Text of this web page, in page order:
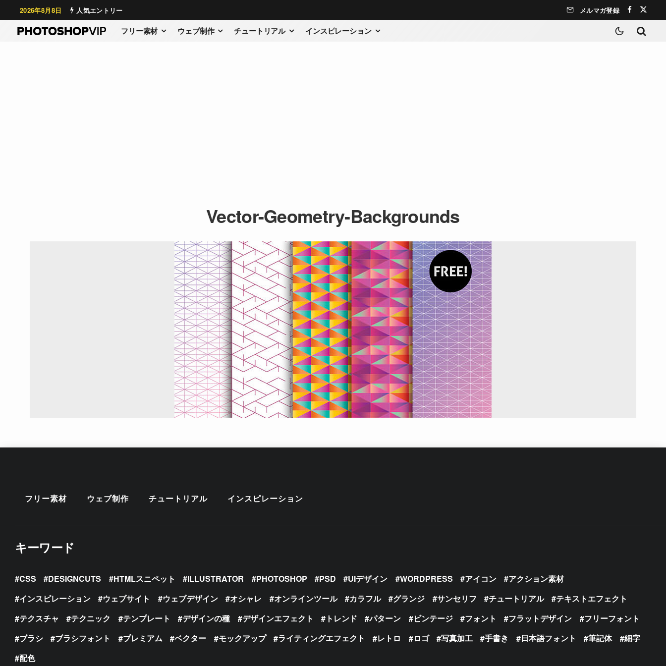
2026年8月8日 人気エントリー メルマガ登録
フリー素材 ウェブ制作 チュートリアル インスピレーション
Vector-Geometry-Backgrounds
フリー素材 ウェブ制作 チュートリアル インスピレーション
キーワード
CSS DESIGNCUTS HTMLスニペット ILLUSTRATOR PHOTOSHOP PSD UIデザイン WORDPRESS アイコン
アクション素材
インスピレーション
ウェブサイト ウェブデザイン オシャレ オンラインツール カラフル グランジ サンセリフ チュートリアル
テキストエフェクト
テクスチャ
テクニック テンプレート デザインの種 デザインエフェクト トレンド パターン ビンテージ フォント フラットデザイン
フリーフォント
ブラシ
ブラシフォント プレミアム ベクター モックアップ ライティングエフェクト レトロ ロゴ 写真加工 手書き 日本語フォント 筆記体
細字
配色